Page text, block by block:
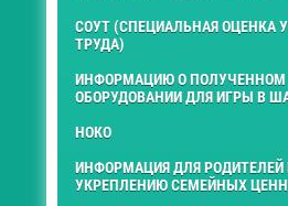
СОУТ (СПЕЦИАЛЬНАЯ ОЦЕНКА
ТРУДА)
ИНФОРМАЦИЮ О ПОЛУЧЕННОМ
ОБОРУДОВАНИИ ДЛЯ ИГРЫ В
НОКО
ИНФОРМАЦИЯ ДЛЯ РОДИТЕЛЕЙ
УКРЕПЛЕНИЮ СЕМЕЙНЫХ